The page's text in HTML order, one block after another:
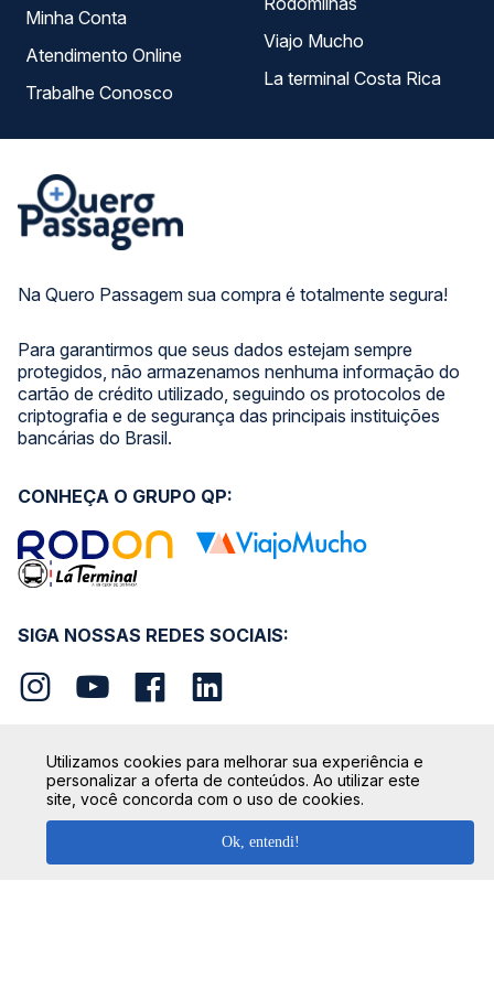
Na Quero Passagem sua compra é totalmente segura!
Para garantirmos que seus dados estejam sempre
protegidos, não armazenamos nenhuma informação do
cartão de crédito utilizado, seguindo os protocolos de
criptografia e de segurança das principais instituições
bancárias do Brasil.
Minha Conta
Atendimento Online
Trabalhe Conosco
Viajo Mucho
La terminal Costa Rica
SIGA NOSSAS REDES SOCIAIS:
CONHEÇA O GRUPO QP:
SEGURANÇA
Utilizamos cookies para melhorar sua experiência e
personalizar a oferta de conteúdos. Ao utilizar este
site, você concorda com o uso de cookies.
Ok, entendi!